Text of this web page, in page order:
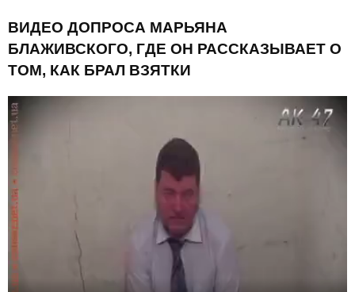
ВИДЕО ДОПРОСА МАРЬЯНА
БЛАЖИВСКОГО, ГДЕ ОН РАССКАЗЫВАЕТ О
ТОМ, КАК БРАЛ ВЗЯТКИ